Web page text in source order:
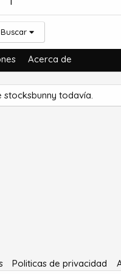
Buscar
Acerca de
stocksbunny todavía.
Politicas de privacidad